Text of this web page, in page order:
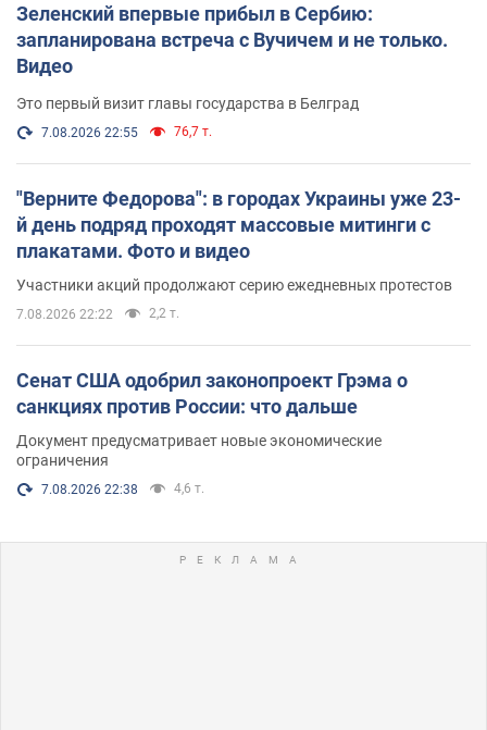
Зеленский впервые прибыл в Сербию:
запланирована встреча с Вучичем и не только.
Видео
Это первый визит главы государства в Белград
7.08.2026 22:55 76,7 т.
"Верните Федорова": в городах Украины уже 23-
й день подряд проходят массовые митинги с
плакатами. Фото и видео
Участники акций продолжают серию ежедневных протестов
7.08.2026 22:22 2,2 т.
Сенат США одобрил законопроект Грэма о
санкциях против России: что дальше
Документ предусматривает новые экономические
ограничения
7.08.2026 22:38 4,6 т.